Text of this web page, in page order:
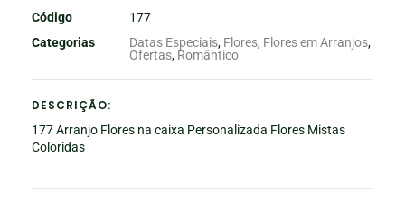
Código
177
Categorias
Datas Especiais, Flores, Flores em Arranjos,
Ofertas, Romântico
DESCRIÇÃO:
177 Arranjo Flores na caixa Personalizada Flores Mistas
Coloridas